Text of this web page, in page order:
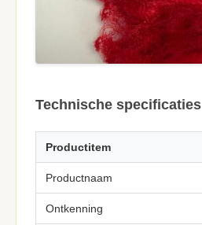
Technische specificaties
Productitem
Productnaam
Ontkenning